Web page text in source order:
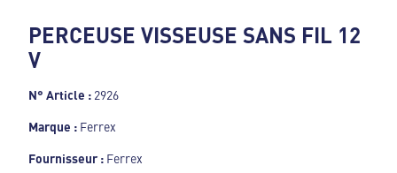
PERCEUSE VISSEUSE SANS FIL 12
V
N° Article : 2926
Marque : Ferrex
Fournisseur : Ferrex